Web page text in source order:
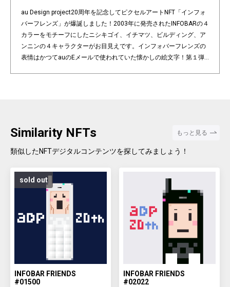
au Design project20周年を記念してピクセルアートNFT「インフォ
バーフレンズ」が爆誕しました！2003年に発売されたINFOBARの４
カラーをモチーフにしたニシキゴイ、イチマツ、ビルディング、ア
ンニンの４キャラクターがお目見えです。インフォバーフレンズの
表情はかつてauのEメールで使われていた懐かしの絵文字！第１弾
the INFOBAR FRIENDS' faces are nostalgic pictograms once used
in au e-mail! The first edition is a special edition with the aDp20th l
mbination patterns of "character x expression x background colo
r".
Similarity NFTs もっと見る
類似したNFTデジタルコンテンツを探してみましょう！
sold out
INFOBAR FRIENDS
#01500
INFOBAR FRIENDS
#02022